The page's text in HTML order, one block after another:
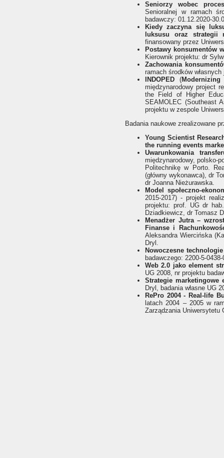
Seniorzy wobec
Senioralnej w ramach
badawczy: 01.12.2020-
Kiedy zaczyna się
luksusu oraz strategii
finansowany przez
Postawy konsumentów
Kierownik projektu: dr
Zachowania
ramach środków
INDOPED (
międzynarodowy project
the Field of Higher
SEAMOLEC (Southeast
projektu w zespole
Badania naukowe zrealizowane
Young Scientist
the running events
Uwarunkowania
międzynarodowy, polsko-
Politechnikę w Porto.
(główny wykonawca), dr
dr Joanna Nieżurawska.
Model społeczno-
2015-2017)- projekt
projektu: prof. UG dr
Dziadkiewicz, dr Tomasz
Menadżer Jutra –
Finanse i
Aleksandra Wiercińska
Dryl.
Nowoczesne
badawczego: 2200-5-0438-
Web 2.0 jako element
UG 2008, nr projektu
Strategie
Dryl, badania własne UG
RePro 2004 - Real-life
latach 2004 – 2005 w
Zarządzania Uniwersytetu